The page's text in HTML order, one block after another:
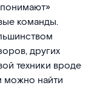
команды.
других
техники вроде
можно найти